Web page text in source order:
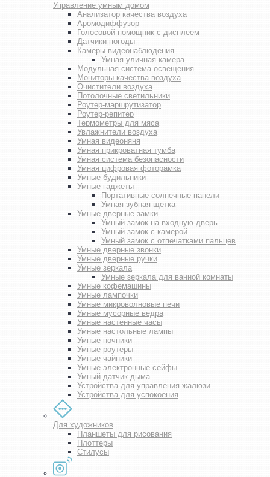
Управление умным домом
Анализатор качества воздуха
Аромодиффузор
Голосовой помощник с дисплеем
Датчики погоды
Камеры видеонаблюдения
Умная уличная камера
Модульная система освещения
Мониторы качества воздуха
Очистители воздуха
Потолочные светильники
Роутер-маршрутизатор
Роутер-репитер
Термометры для мяса
Увлажнители воздуха
Умная видеоняня
Умная прикроватная тумба
Умная система безопасности
Умная цифровая фоторамка
Умные будильники
Умные гаджеты
Портативные солнечные панели
Умная зубная щетка
Умные дверные замки
Умный замок на входную дверь
Умный замок с камерой
Умный замок с отпечатками пальцев
Умные дверные звонки
Умные дверные ручки
Умные зеркала
Умные зеркала для ванной комнаты
Умные кофемашины
Умные лампочки
Умные микроволновые печи
Умные мусорные ведра
Умные настенные часы
Умные настольные лампы
Умные ночники
Умные роутеры
Умные чайники
Умные электронные сейфы
Умный датчик дыма
Устройства для управления жалюзи
Устройства для успокоения
Для художников
Планшеты для рисования
Плоттеры
Стилусы